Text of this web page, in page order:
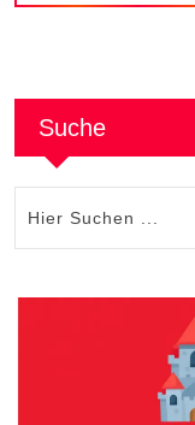
Suche